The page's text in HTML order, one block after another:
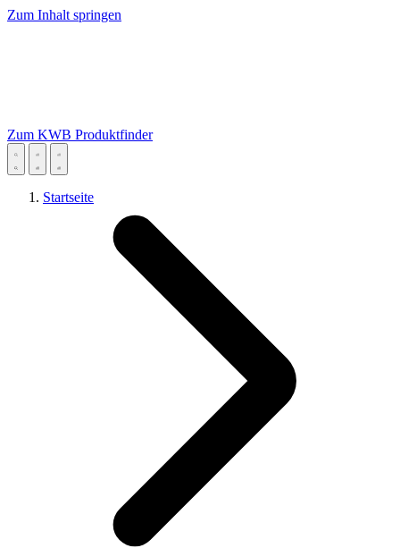
Zum Inhalt springen
Zum KWB Produktfinder
Startseite